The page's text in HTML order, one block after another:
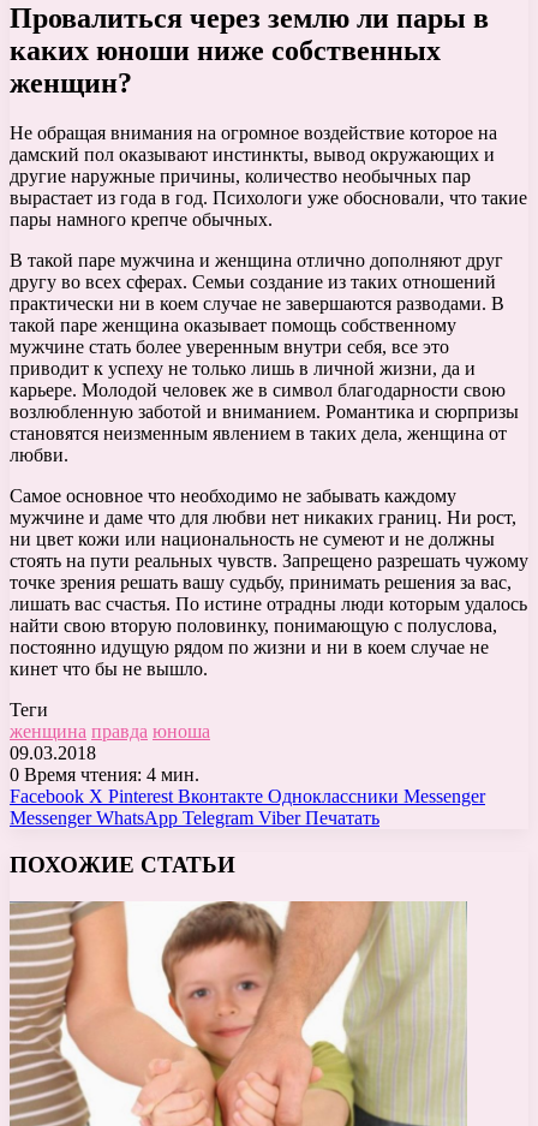
Провалиться через землю ли пары в
каких юноши ниже собственных
женщин?
Не обращая внимания на огромное воздействие которое на
дамский пол оказывают инстинкты, вывод окружающих и
другие наружные причины, количество необычных пар
вырастает из года в год. Психологи уже обосновали, что такие
пары намного крепче обычных.
В такой паре мужчина и женщина отлично дополняют друг
другу во всех сферах. Семьи создание из таких отношений
практически ни в коем случае не завершаются разводами. В
такой паре женщина оказывает помощь собственному
мужчине стать более уверенным внутри себя, все это
приводит к успеху не только лишь в личной жизни, да и
карьере. Молодой человек же в символ благодарности свою
возлюбленную заботой и вниманием. Романтика и сюрпризы
становятся неизменным явлением в таких дела, женщина от
любви.
Самое основное что необходимо не забывать каждому
мужчине и даме что для любви нет никаких границ. Ни рост,
ни цвет кожи или национальность не сумеют и не должны
стоять на пути реальных чувств. Запрещено разрешать чужому
точке зрения решать вашу судьбу, принимать решения за вас,
лишать вас счастья. По истине отрадны люди которым удалось
найти свою вторую половинку, понимающую с полуслова,
постоянно идущую рядом по жизни и ни в коем случае не
кинет что бы не вышло.
Теги
женщина правда юноша
09.03.2018
0 Время чтения: 4 мин.
Facebook X Pinterest Вконтакте Одноклассники Messenger
Messenger WhatsApp Telegram Viber Печатать
ПОХОЖИЕ СТАТЬИ